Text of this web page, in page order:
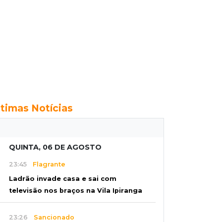
Notícias
QUINTA, 06 DE AGOSTO
23:45 Flagrante
Ladrão invade casa e sai com
televisão nos braços na Vila Ipiranga
23:26 Sancionado